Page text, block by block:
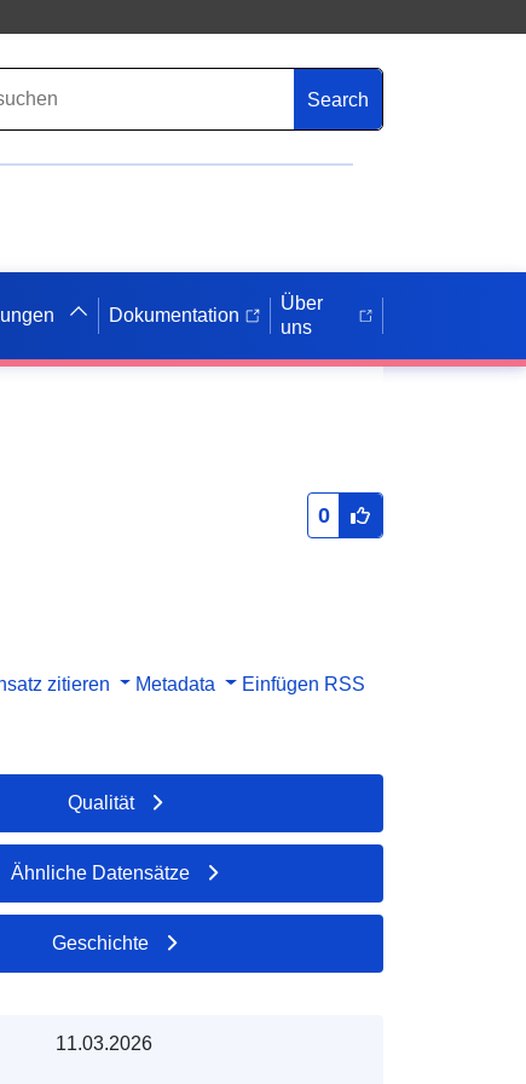
Search
Dokumentation
Über
uns
0
zitieren Metadata Einfügen RSS
Qualität
Ähnliche Datensätze
Geschichte
11.03.2026